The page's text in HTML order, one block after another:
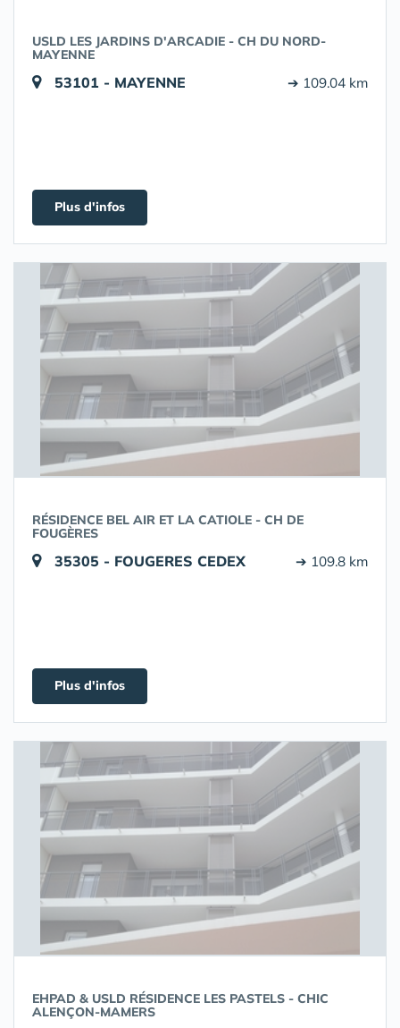
USLD LES JARDINS D'ARCADIE - CH DU NORD-
MAYENNE
53101 - MAYENNE ➔ 109.04 km
Plus d'infos
RÉSIDENCE BEL AIR ET LA CATIOLE - CH DE
FOUGÈRES
35305 - FOUGERES CEDEX ➔ 109.8 km
Plus d'infos
EHPAD & USLD RÉSIDENCE LES PASTELS - CHIC
ALENÇON-MAMERS